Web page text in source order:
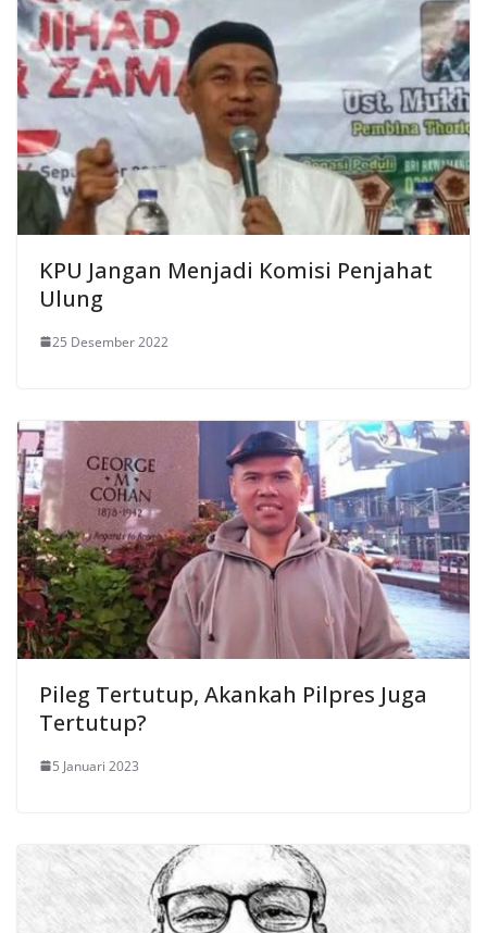
KPU Jangan Menjadi Komisi Penjahat
Ulung
25 Desember 2022
Pileg Tertutup, Akankah Pilpres Juga
Tertutup?
5 Januari 2023